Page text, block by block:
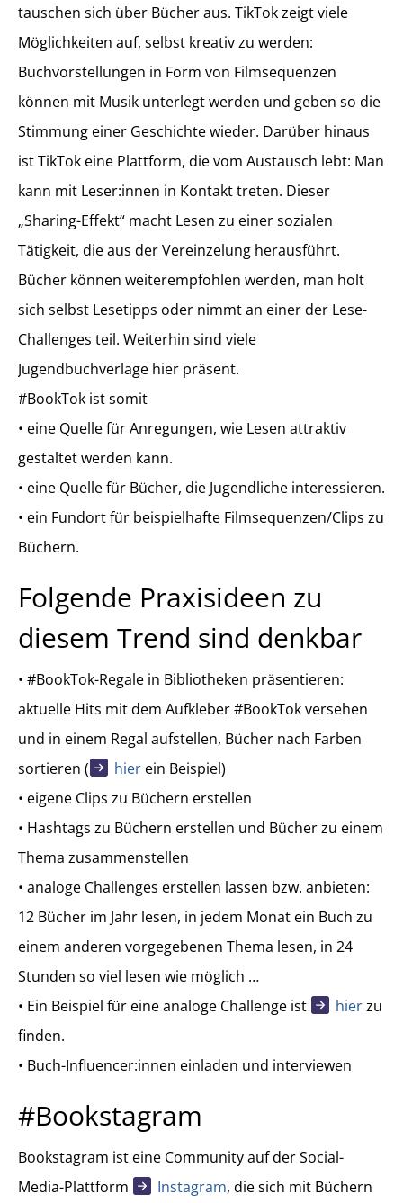
tauschen sich über Bücher aus. TikTok zeigt viele
Möglichkeiten auf, selbst kreativ zu werden:
Buchvorstellungen in Form von Filmsequenzen
können mit Musik unterlegt werden und geben so die
Stimmung einer Geschichte wieder. Darüber hinaus
ist TikTok eine Plattform, die vom Austausch lebt: Man
kann mit Leser:innen in Kontakt treten. Dieser
„Sharing-Effekt“ macht Lesen zu einer sozialen
Tätigkeit, die aus der Vereinzelung herausführt.
Bücher können weiterempfohlen werden, man holt
sich selbst Lesetipps oder nimmt an einer der Lese-
Challenges teil. Weiterhin sind viele
Jugendbuchverlage hier präsent.
#BookTok ist somit
• eine Quelle für Anregungen, wie Lesen attraktiv
gestaltet werden kann.
• eine Quelle für Bücher, die Jugendliche interessieren.
• ein Fundort für beispielhafte Filmsequenzen/Clips zu
Büchern.
Folgende Praxisideen zu
diesem Trend sind denkbar
• #BookTok-Regale in Bibliotheken präsentieren:
aktuelle Hits mit dem Aufkleber #BookTok versehen
und in einem Regal aufstellen, Bücher nach Farben
sortieren (
hier ein Beispiel)
• eigene Clips zu Büchern erstellen
• Hashtags zu Büchern erstellen und Bücher zu einem
Thema zusammenstellen
• analoge Challenges erstellen lassen bzw. anbieten:
12 Bücher im Jahr lesen, in jedem Monat ein Buch zu
einem anderen vorgegebenen Thema lesen, in 24
Stunden so viel lesen wie möglich …
• Ein Beispiel für eine analoge Challenge ist
hierzu
finden.
• Buch-Influencer:innen einladen und interviewen
#Bookstagram
Bookstagram ist eine Community auf der Social-
Media-Plattform
Instagram, die sich mit Büchern